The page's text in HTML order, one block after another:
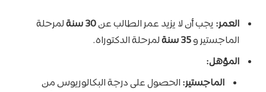
العمر: يجب أن لا يزيد عمر الطالب عن30 سنة
لمرحلة
الماجستير و35 سنة
لمرحلة الدكتوراه.
المؤهل:
الماجستير: الحصول على درجة البكالوريوس من